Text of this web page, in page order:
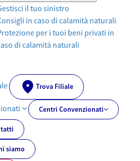
il tuo sinistro
in caso di calamità naturali
per i tuoi beni privati in
di calamità naturali
Trova Filiale
Centri Convenzionati
siamo